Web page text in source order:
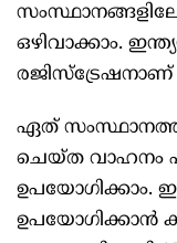
ഒഴിവാക്കാം.
ഏത് സംസ്ഥാനത്തും
ചെയ്ത വാഹനം
ഉപയോഗിക്കാം.
ഉപയോഗിക്കാൻ